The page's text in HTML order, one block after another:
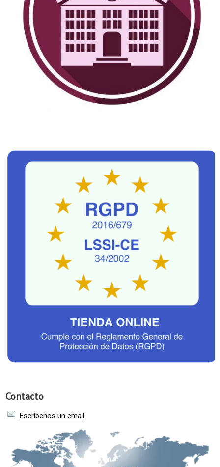
Contacto
Escríbenos un email